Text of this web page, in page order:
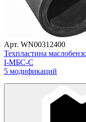
Арт. WN00312400
Техпластина
I-МБС-С
5 модификаций